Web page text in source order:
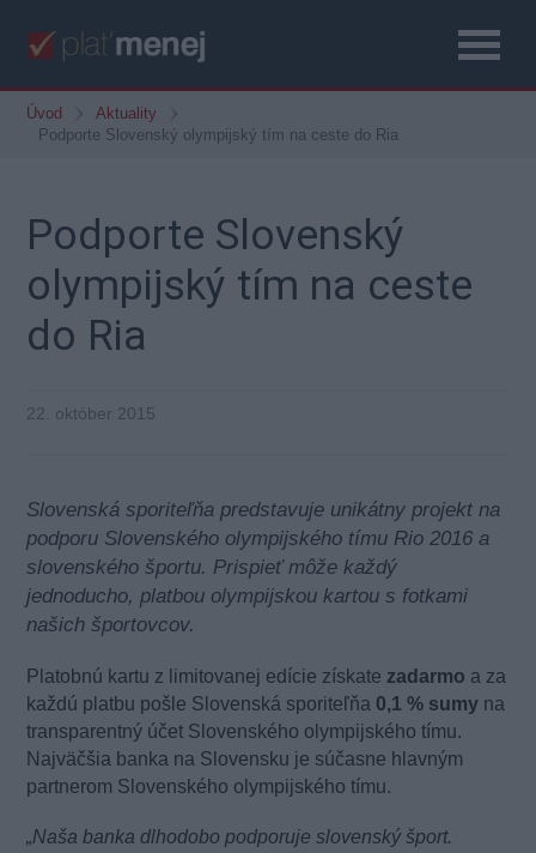
Úvod
Aktuality
Podporte Slovenský olympijský tím na ceste do Ria
Podporte Slovenský
olympijský tím na ceste
do Ria
22. október 2015
Slovenská sporiteľňa predstavuje unikátny projekt na
podporu Slovenského olympijského tímu Rio 2016 a
slovenského športu. Prispieť môže každý
jednoducho, platbou olympijskou kartou s fotkami
našich športovcov.
Platobnú kartu z limitovanej edície získate zadarmo a za
každú platbu pošle Slovenská sporiteľňa 0,1 % sumy na
transparentný účet Slovenského olympijského tímu.
Najväčšia banka na Slovensku je súčasne hlavným
partnerom Slovenského olympijského tímu.
„Naša banka dlhodobo podporuje slovenský šport.